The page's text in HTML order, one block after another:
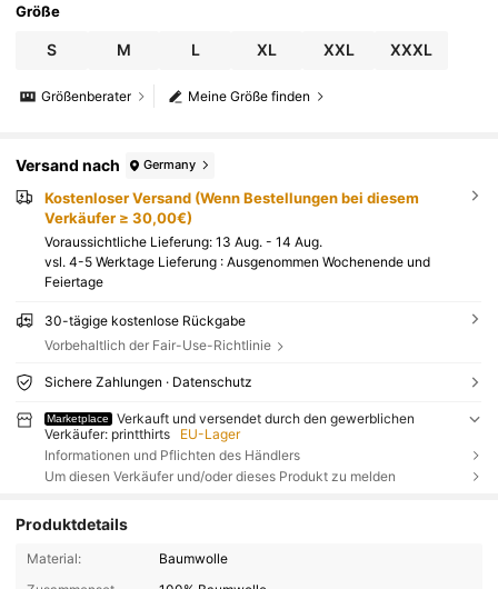
Größe
S M L XL XXL XXXL
Meine Größe finden
Größenberater
Versand nach Germany
Kostenloser Versand (Wenn Bestellungen bei diesem
Verkäufer ≥ 30,00€)
Voraussichtliche Lieferung: 13 Aug. - 14 Aug.
vsl. 4-5 Werktage Lieferung : Ausgenommen Wochenende und
Feiertage
30-tägige kostenlose Rückgabe
Vorbehaltlich der Fair-Use-Richtlinie
Sichere Zahlungen · Datenschutz
Marketplace
Verkauft und versendet durch den gewerblichen
Verkäufer: printthirts
EU-Lager
Informationen und Pflichten des Händlers
Um diesen Verkäufer und/oder dieses Produkt zu melden
Produktdetails
Material:
Baumwolle